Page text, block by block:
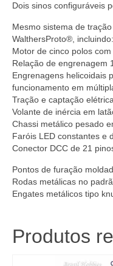
Dois sinos configuráveis
Mesmo sistema de
WalthersProto®, incluindo:
Motor de cinco polos
Relação de engrenagem
Engrenagens helicoidais
funcionamento em
Tração e captação
Volante de inércia em
Chassi metálico pesado
Faróis LED constantes e
Conector DCC de 21
Pontos de furação
Rodas metálicas no
Engates metálicos tipo
Produtos